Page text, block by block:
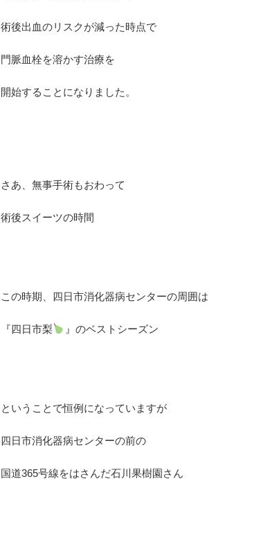
術後出血のリスクが減った時点で
門脈血栓を溶かす治療を
開始することになりました。
さあ、無事手術もおわって
術後スイーツの時間
この時期、四日市消化器病センターの周囲は
『四日市梨 』のベストシーズン
ということで恒例になっていますが
四日市消化器病センターの前の
国道365号線をはさんだ石川果樹園さん